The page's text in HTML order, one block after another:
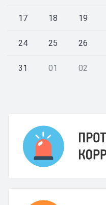
17 18 19
24 25 26
31 01 02